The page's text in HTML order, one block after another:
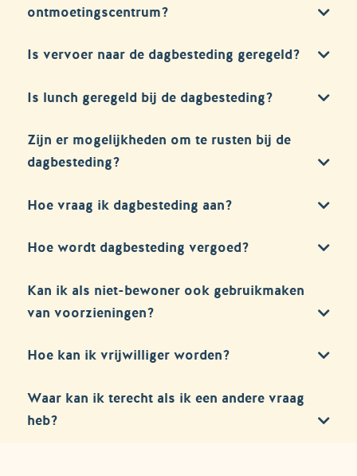
ontmoetingscentrum?
Is vervoer naar de dagbesteding geregeld?
Is lunch geregeld bij de dagbesteding?
Zijn er mogelijkheden om te rusten bij de
dagbesteding?
Hoe vraag ik dagbesteding aan?
Hoe wordt dagbesteding vergoed?
Kan ik als niet-bewoner ook gebruikmaken
van voorzieningen?
Hoe kan ik vrijwilliger worden?
Waar kan ik terecht als ik een andere vraag
heb?